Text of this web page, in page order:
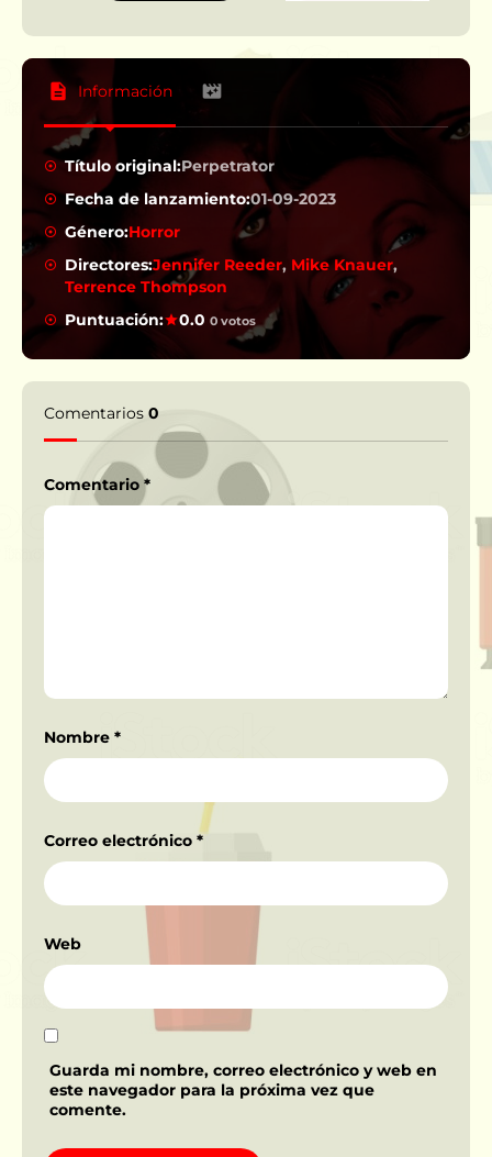
Información
Título original:Perpetrator
Fecha de lanzamiento:01-09-2023
Género:Horror
Directores:Jennifer Reeder, Mike Knauer,
Terrence Thompson
Puntuación:
0.0 0 votos
Comentarios 0
Comentario *
Nombre *
Correo electrónico *
Web
Guarda mi nombre, correo electrónico y web en
este navegador para la próxima vez que
comente.